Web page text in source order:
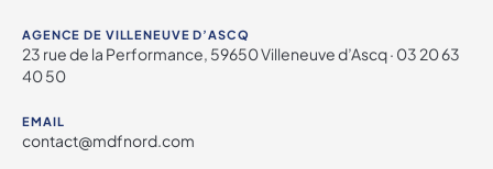
AGENCE DE VILLENEUVE D’ASCQ
23 rue de la Performance, 59650 Villeneuve d’Ascq · 03 20 63
40 50
EMAIL
contact@mdfnord.com